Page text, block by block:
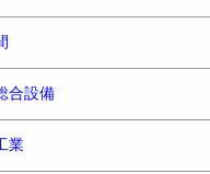
合設備
業